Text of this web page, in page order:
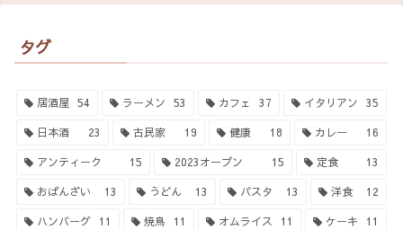
タグ
居酒屋 54 ラーメン 53 カフェ 37 イタリアン 35
日本酒 23 古民家 19 健康 18 カレー 16
アンティーク 15 2023オープン 15 定食 13
おばんざい 13 うどん 13 パスタ 13 洋食 12
ハンバーグ 11 焼鳥 11 オムライス 11 ケーキ 11